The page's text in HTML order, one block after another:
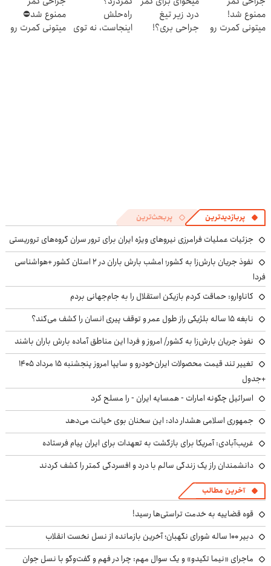
ممنوع شد!
میتونی کمرت رو
درد زیر تیغ
جراحی بری؟!
راه‌حلش
اینجاست، نه توی
ممنوع شد⛔
میتونی کمرت رو
پربازدیدترین پربحث‌ترین
جزئیات عملیات فرامرزی نیروهای ویژه ایران برای ترور سران گروه‌های تروریستی
نفوذ جریان بارش‌زا به کشور؛ امشب بارش باران در ۲ استان کشور +هواشناسی
فردا
کاناوارو: حماقت کردم بازیکن استقلال را به جام‌جهانی بردم
نابغه ۱۵ ساله بلژیکی راز طول عمر و توقف پیری انسان را کشف می‌کند؟
نفوذ جریان بارش‌زا به کشور/ امروز و فردا این مناطق آماده بارش باران باشند
تغییر تند قیمت محصولات ایران‌خودرو و سایپا امروز پنجشنبه ۱۵ مرداد ۱۴۰۵
+جدول
اسرائیل چگونه امارات - همسایه ایران - را مسلح کرد
جمهوری اسلامی هشدار داد: این سخنان بوی خیانت می‌دهد
غریب‌آبادی: آمریکا برای بازگشت به تعهدات برای ایران پیام فرستاده
دانشمندان راز یک زندگی سالم با درد و افسردگی کمتر را کشف کردند
آخرین مطالب
قوه قضاییه به خدمت تراستی‌ها رسید!
دبیر ۱۰۰ ساله شورای نگهبان؛ آخرین بازمانده از نسل نخست انقلاب
ماجرای «نیما تکیدو» و یک سوال مهم: چرا در فهم و گفت‌وگو با نسل جوان